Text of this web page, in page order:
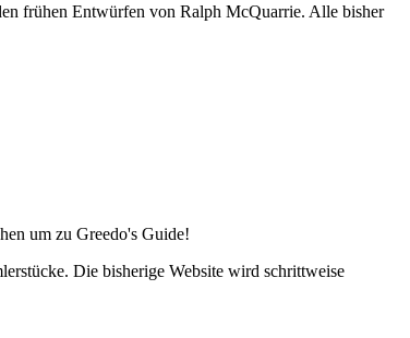
frühen Entwürfen von Ralph McQuarrie. Alle bisher
um zu Greedo's Guide!
Die bisherige Website wird schrittweise